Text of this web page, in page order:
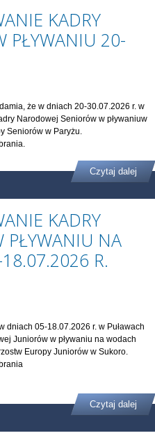
KADRY
PŁYWANIU 20-
że w dniach 20-30.07.2026 r. w
Narodowej Seniorów w pływaniuw
Seniorów w Paryżu.
Czytaj dalej
KADRY
PŁYWANIU NA
R.
dniach 05-18.07.2026 r. w Puławach
Juniorów w pływaniu na wodach
Europy Juniorów w Sukoro.
Czytaj dalej